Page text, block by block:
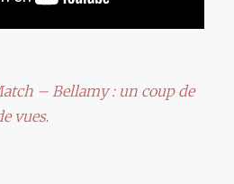
– Bellamy : un coup de
vues.